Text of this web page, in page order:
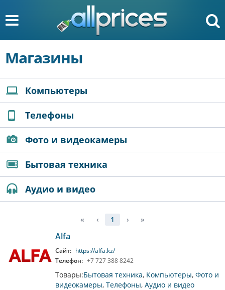
Магазины
Компьютеры
Телефоны
Фото и видеокамеры
Бытовая техника
Аудио и видео
« ‹ 1 › »
Alfa
Сайт: https://alfa.kz/
Телефон: +7 727 388 8242
Товары:Бытовая техника, Компьютеры, Фото и
видеокамеры, Телефоны, Аудио и видео